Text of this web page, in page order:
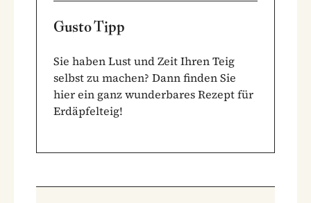
Gusto Tipp
Sie haben Lust und Zeit Ihren Teig
selbst zu machen? Dann finden Sie
hier ein ganz wunderbares Rezept für
Erdäpfelteig!